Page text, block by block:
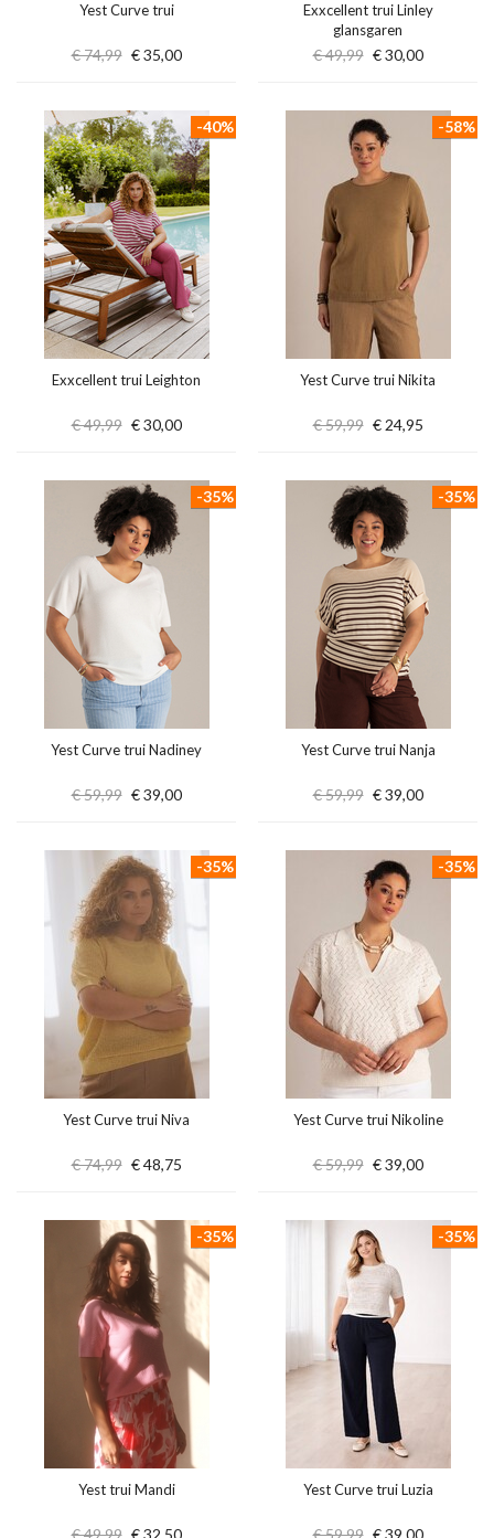
Yest Curve trui
€ 74,99 € 35,00
Exxcellent trui Linley
glansgaren
€ 49,99 € 30,00
Exxcellent trui Leighton
€ 49,99 € 30,00
-40%
Yest Curve trui Nikita
€ 59,99 € 24,95
-58%
Yest Curve trui Nadiney
€ 59,99 € 39,00
-35%
Yest Curve trui Nanja
€ 59,99 € 39,00
-35%
Yest Curve trui Niva
€ 74,99 € 48,75
-35%
Yest Curve trui Nikoline
€ 59,99 € 39,00
-35%
Yest trui Mandi
€ 49,99 € 32,50
-35%
Yest Curve trui Luzia
€ 59,99 € 39,00
-35%